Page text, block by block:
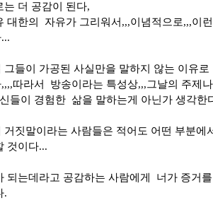
더 공감이 된다,
대한의 자유가 그리워서,,,이념적으로,,,이
그들이 가공된 사실만을 말하지 않는 이유
따라서 방송이라는 특성상,,,그날의 주제
들이 경험한 삶을 말하는게 아닌가 생각한
거짓말이라는 사람들은 적어도 어떤 부분에
것이다...
되는데라고 공감하는 사람에게 너가 증거
.